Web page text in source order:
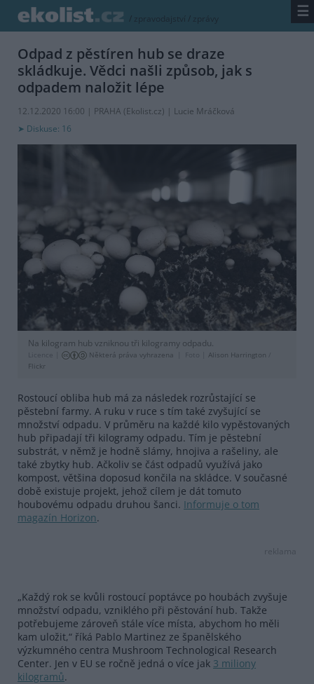
/ zpravodajství / zprávy ☰
Odpad z pěstíren hub se draze
skládkuje. Vědci našli způsob, jak s
odpadem naložit lépe
12.12.2020 16:00 | PRAHA (Ekolist.cz) | Lucie Mráčková
Diskuse: 16
Na kilogram hub vzniknou tři kilogramy odpadu.
Licence | Některá práva vyhrazena Foto | Alison Harrington
Flickr
Rostoucí obliba hub má za následek rozrůstající se
pěstební farmy. A ruku v ruce s tím také zvyšující se
množství odpadu. V průměru na každé kilo vypěstovaných
hub připadají tři kilogramy odpadu. Tím je pěstební
substrát, v němž je hodně slámy, hnojiva a rašeliny, ale
také zbytky hub. Ačkoliv se část odpadů využívá jako
kompost, většina doposud končila na skládce. V současné
době existuje projekt, jehož cílem je dát tomuto
houbovému odpadu druhou šanci. Informuje o tom
magazín Horizon.
reklama
„Každý rok se kvůli rostoucí poptávce po houbách zvyšuje
množství odpadu, vzniklého při pěstování hub. Takže
potřebujeme zároveň stále více místa, abychom ho měli
kam uložit,“ říká Pablo Martinez ze španělského
výzkumného centra Mushroom Technological Research
Center. Jen v EU se ročně jedná o více jak 3 miliony
kilogramů.